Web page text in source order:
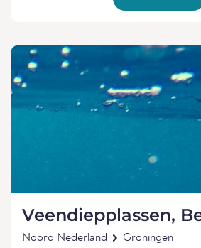
Veendiepplassen,
Noord Nederland Groningen